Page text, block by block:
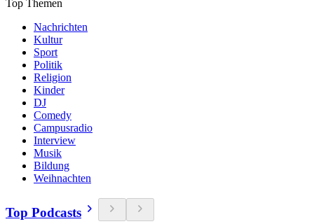
Top Themen
Nachrichten
Kultur
Sport
Politik
Religion
Kinder
DJ
Comedy
Campusradio
Interview
Musik
Bildung
Weihnachten
Top Podcasts